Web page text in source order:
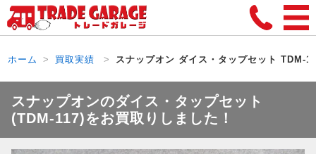
ホーム 買取実績 スナップオン ダイス・タップセット TDM-
スナップオンのダイス・タップセット
(TDM-117)をお買取りしました！